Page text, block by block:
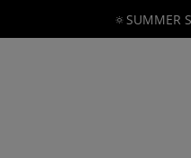
🔅SUMMER